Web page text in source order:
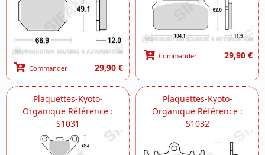
Commander 29,90 €
Commander 29,90 €
Plaquettes-Kyoto-
Organique Référence :
S1031
Plaquettes-Kyoto-
Organique Référence :
S1032